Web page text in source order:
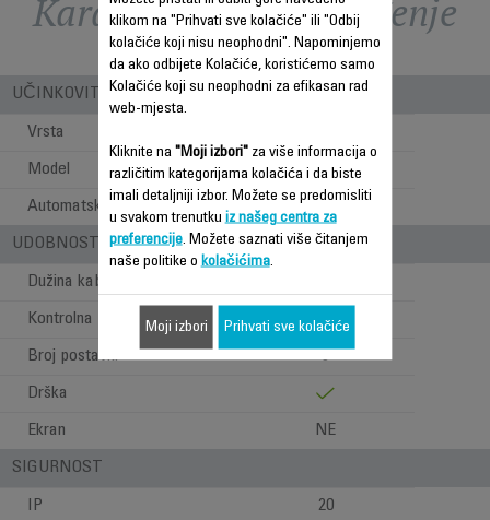
Karakteristike - Poređenje
UČINKOVITOST PUHANJA
Vrsta
Model Stojeći
Automatska oscilacija
UDOBNOST PRI UPOTREBI
Dužina kabla
Kontrolna ploča Mehanički
Broj postavki 3
Drška
Ekran NE
SIGURNOST
IP 20
klikom na "Prihvati sve kolačiće" ili "Odbij
kolačiće koji nisu neophodni". Napominjemo
da ako odbijete Kolačiće, koristićemo samo
Kolačiće koji su neophodni za efikasan rad
web-mjesta.
Kliknite na "Moji izbori"za više informacija o
različitim kategorijama kolačića i da biste
imali detaljniji izbor. Možete se predomisliti
u svakom trenutku iz našeg centra za
preferencije. Možete saznati više čitanjem
naše politike o kolačićima.
Moji izbori Prihvati sve kolačiće